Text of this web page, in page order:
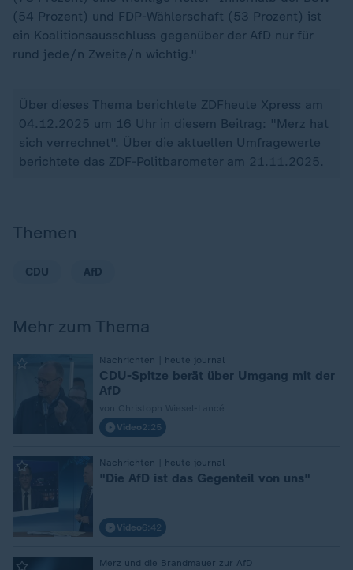
(54 Prozent) und FDP-Wählerschaft (53 Prozent) ist
ein Koalitionsausschluss gegenüber der AfD nur für
rund jede/n Zweite/n wichtig."
Über dieses Thema berichtete ZDFheute Xpress am
04.12.2025 um 16 Uhr in diesem Beitrag: "Merz hat
sich verrechnet". Über die aktuellen Umfragewerte
berichtete das ZDF-Politbarometer am 21.11.2025.
Themen
CDU AfD
Mehr zum Thema
Nachrichten | heute journal
CDU-Spitze berät über Umgang mit der
AfD
Video2:25
Nachrichten | heute journal
"Die AfD ist das Gegenteil von uns"
Video6:42
Merz und die Brandmauer zur AfD